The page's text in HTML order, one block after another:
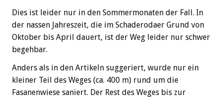
Dies ist leider nur in den Sommermonaten der Fall. In
der nassen Jahreszeit, die im Schaderodaer Grund von
Oktober bis April dauert, ist der Weg leider nur schwer
begehbar.
Anders als in den Artikeln suggeriert, wurde nur ein
kleiner Teil des Weges (ca. 400 m) rund um die
Fasanenwiese saniert. Der Rest des Weges bis zur